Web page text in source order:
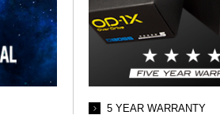
5 YEAR WARRANTY